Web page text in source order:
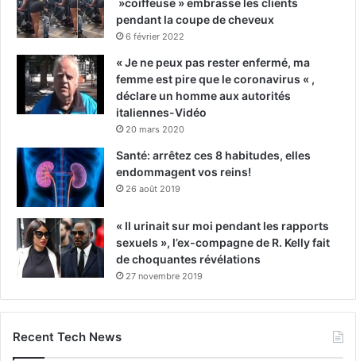
»coiffeuse » embrasse les clients
pendant la coupe de cheveux
6 février 2022
« Je ne peux pas rester enfermé, ma
femme est pire que le coronavirus « ,
déclare un homme aux autorités
italiennes-Vidéo
20 mars 2020
Santé: arrêtez ces 8 habitudes, elles
endommagent vos reins!
26 août 2019
« Il urinait sur moi pendant les rapports
sexuels », l’ex-compagne de R. Kelly fait
de choquantes révélations
27 novembre 2019
Recent Tech News